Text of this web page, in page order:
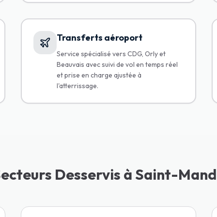
Transferts aéroport
Service spécialisé vers CDG, Orly et
Beauvais avec suivi de vol en temps réel
et prise en charge ajustée à
l'atterrissage.
Desservis à Saint-